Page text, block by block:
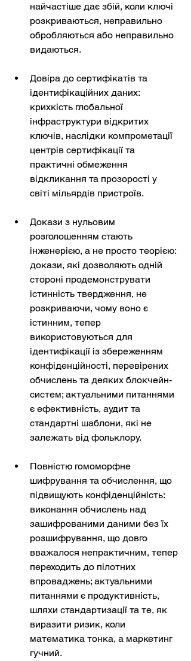
найчастіше дає збій, коли ключі
розкриваються, неправильно
обробляються або неправильно
видаються.
Довіра до сертифікатів та
ідентифікаційних даних:
крихкість глобальної
інфраструктури відкритих
ключів, наслідки компрометації
центрів сертифікації та
практичні обмеження
відкликання та прозорості у
світі мільярдів пристроїв.
Докази з нульовим
розголошенням стають
інженерією, а не просто теорією:
докази, які дозволяють одній
стороні продемонструвати
істинність твердження, не
розкриваючи, чому воно є
істинним, тепер
використовуються для
ідентифікації із збереженням
конфіденційності, перевірених
обчислень та деяких блокчейн-
систем; актуальними питаннями
є ефективність, аудит та
стандартні шаблони, які не
залежать від фольклору.
Повністю гомоморфне
шифрування та обчислення, що
підвищують конфіденційність:
виконання обчислень над
зашифрованими даними без їх
розшифрування, що довго
вважалося непрактичним, тепер
переходить до пілотних
впроваджень; актуальними
питаннями є продуктивність,
шляхи стандартизації та те, як
виразити ризик, коли
математика тонка, а маркетинг
гучний.